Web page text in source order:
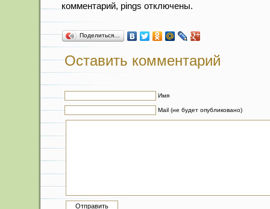
комментарий, pings отключены.
Поделиться…
Оставить комментарий
Имя
Mail (не будет опубликовано)